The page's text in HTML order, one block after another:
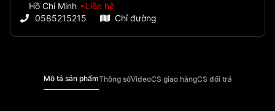
Hồ Chí Minh
Liên hệ
0585215215
Chỉ đường
Mô tả sản phẩmThông sốVideoCS giao hàngCS đổi trả